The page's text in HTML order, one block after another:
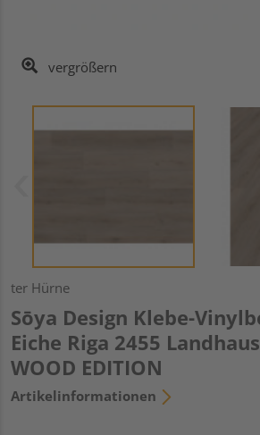
vergrößern
ter Hürne
Sōya Design Klebe-
Eiche Riga 2455
WOOD EDITION
Artikelinformationen